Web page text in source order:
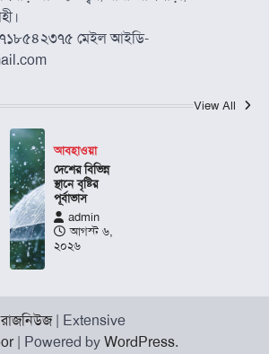
মেইল আইডি-
View All
আবহাওয়া
দেশের বিভিন্ন
স্থানে বৃষ্টির
পূর্বাভাস
admin
আগস্ট ৬,
২০২৬
রাজনিউজ| Extensive
| Powered by WordPress.